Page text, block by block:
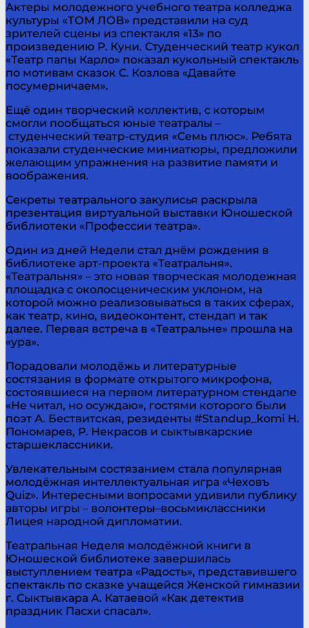
Актеры молодежного учебного театра колледжа
культуры «ТОМ ЛОВ» представили на суд
зрителей сцены из спектакля «13» по
произведению Р. Куни. Студенческий театр кукол
«Театр папы Карло» показал кукольный спектакль
по мотивам сказок С. Козлова «Давайте
посумерничаем».
Ещё один творческий коллектив, с которым
смогли пообщаться юные театралы –
студенческий театр-студия «Семь плюс». Ребята
показали студенческие миниатюры, предложили
желающим упражнения на развитие памяти и
воображения.
Секреты театрального закулисья раскрыла
презентация виртуальной выставки Юношеской
библиотеки «Профессии театра».
Один из дней Недели стал днём рождения в
библиотеке арт-проекта «Театральня».
«Театральня» – это новая творческая молодежная
площадка с околосценическим уклоном, на
которой можно реализовываться в таких сферах,
как театр, кино, видеоконтент, стендап и так
далее. Первая встреча в «Театральне» прошла на
«ура».
Порадовали молодёжь и литературные
состязания в формате открытого микрофона,
состоявшиеся на первом литературном стендапе
«Не читал, но осуждаю», гостями которого были
поэт А. Бествитская, резиденты #Standup_komi Н.
Пономарев, Р. Некрасов и сыктывкарские
старшеклассники.
Увлекательным состязанием стала популярная
молодёжная интеллектуальная игра «Чеховъ
Quiz». Интересными вопросами удивили публику
авторы игры – волонтеры–восьмиклассники
Лицея народной дипломатии.
Театральная Неделя молодёжной книги в
Юношеской библиотеке завершилась
выступлением театра «Радость», представившего
спектакль по сказке учащейся Женской гимназии
г. Сыктывкара А. Катаевой «Как детектив
праздник Пасхи спасал».